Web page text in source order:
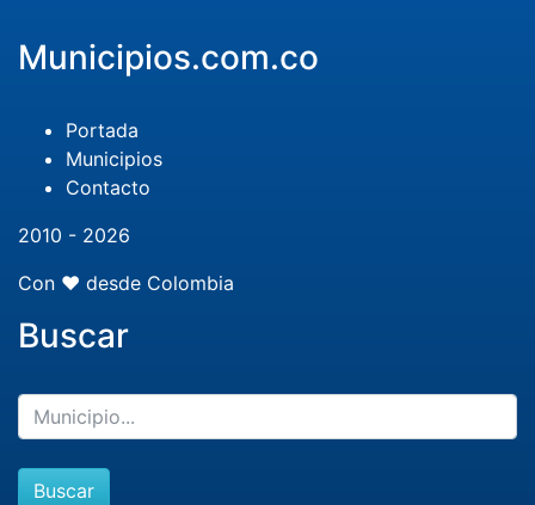
Municipios.com.co
Portada
Municipios
Contacto
2010 - 2026
Con ❤️ desde Colombia
Buscar
Buscar